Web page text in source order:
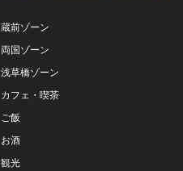
蔵前ゾーン
両国ゾーン
浅草橋ゾーン
カフェ・喫茶
ご飯
お酒
観光